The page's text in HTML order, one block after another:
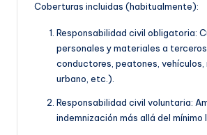
Coberturas incluidas (habitualmente):
Responsabilidad civil obligatoria:
personales y materiales a
conductores, peatones, vehículos,
urbano, etc.).
Responsabilidad civil voluntaria:
indemnización más allá del mínimo